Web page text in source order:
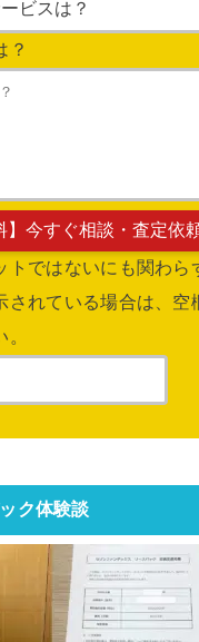
？
トではないにも関わら
されている場合は、空
ク体験談